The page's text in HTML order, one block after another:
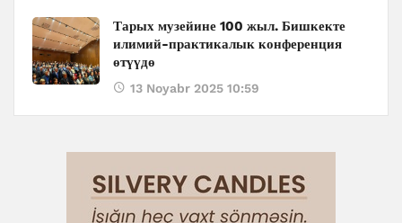
Тарых музейине 100 жыл. Бишкекте
илимий-практикалык конференция
өтүүдө
13 Noyabr 2025 10:59